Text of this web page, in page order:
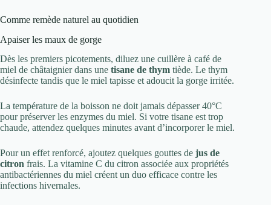
Comme remède naturel au quotidien
Apaiser les maux de gorge
Dès les premiers picotements, diluez une cuillère à café de
miel de châtaignier dans une tisane de thym tiède. Le thym
désinfecte tandis que le miel tapisse et adoucit la gorge irritée.
La température de la boisson ne doit jamais dépasser 40°C
pour préserver les enzymes du miel. Si votre tisane est trop
chaude, attendez quelques minutes avant d’incorporer le miel.
Pour un effet renforcé, ajoutez quelques gouttes de jus de
citron frais. La vitamine C du citron associée aux propriétés
antibactériennes du miel créent un duo efficace contre les
infections hivernales.